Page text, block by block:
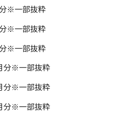
※一部抜粋
※一部抜粋
※一部抜粋
分※一部抜粋
分※一部抜粋
分※一部抜粋